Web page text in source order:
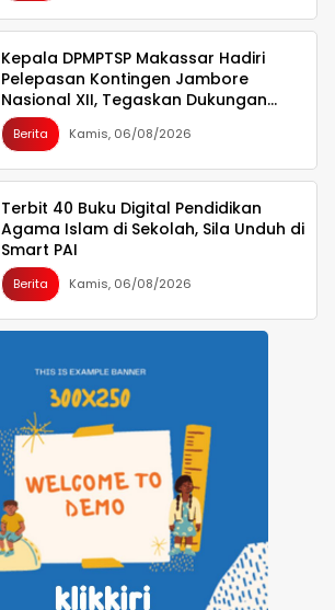
Kepala DPMPTSP Makassar Hadiri
Pelepasan Kontingen Jambore
Nasional XII, Tegaskan Dukungan
bagi Pembinaan Generasi Muda
Berita Kamis, 06/08/2026
Terbit 40 Buku Digital Pendidikan
Agama Islam di Sekolah, Sila Unduh di
Smart PAI
Berita Kamis, 06/08/2026